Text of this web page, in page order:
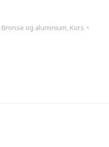
Bronse og aluminium, Kors